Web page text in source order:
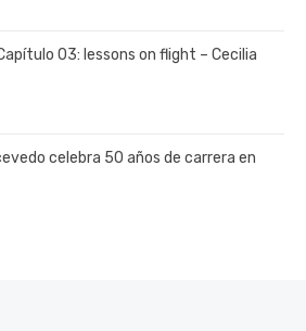
03: lessons on flight – Cecilia
celebra 50 años de carrera en